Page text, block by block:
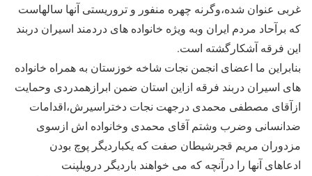
غربی عنوان شده،وگرنه چهره منفور و تروریستی آنها سالهاست
که برآحاد مردم ایران وبه ویژه خانواده های دردمند اسیران دربند
این فرقه آشکارگشته است.
بنابراین ما اعضای انجمن نجات شاخه خوزستان به همراه خانواده
های اسیران دربند فرقه ازاین استان ضمن ابرازهمدردی وحمایت
ازآقای مصطفی محمدی درجهت نجات دختراسیرش،اقدامات
ضدانسانی وضرب وشتم آقای محمدی وخانواده اش ازسوی
مزدوران مریم قجرشیطان صفت که یکباردیگر پوچ بودن
ادعاهای آنها را درآنچه که می خواهند باردیگر درویلپنت